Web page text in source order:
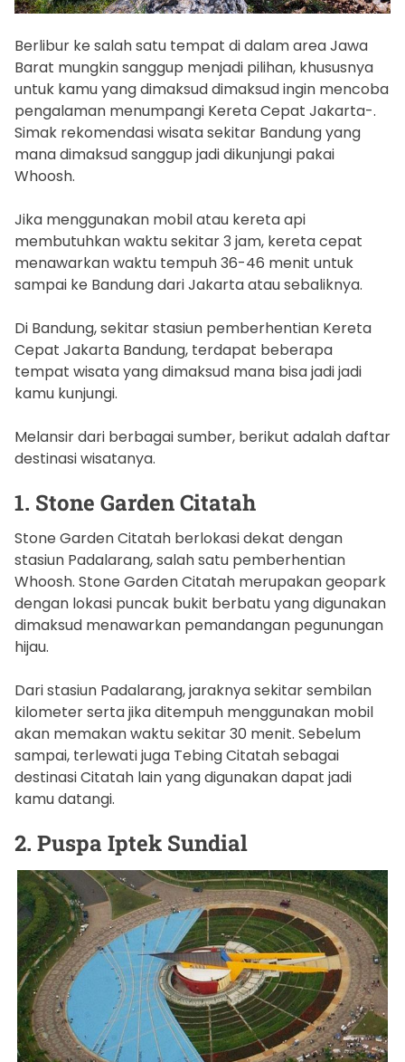
d
e
a
t
i
m
Berlibur ke salah satu tempat di dalam area Jawa
Barat mungkin sanggup menjadi pilihan, khususnya
untuk kamu yang dimaksud dimaksud ingin mencoba
pengalaman menumpangi Kereta Cepat Jakarta-.
Simak rekomendasi wisata sekitar Bandung yang
mana dimaksud sanggup jadi dikunjungi pakai
Whoosh.
Jika menggunakan mobil atau kereta api
membutuhkan waktu sekitar 3 jam, kereta cepat
menawarkan waktu tempuh 36-46 menit untuk
sampai ke Bandung dari Jakarta atau sebaliknya.
Di Bandung, sekitar stasiun pemberhentian Kereta
Cepat Jakarta Bandung, terdapat beberapa
tempat wisata yang dimaksud mana bisa jadi jadi
kamu kunjungi.
Melansir dari berbagai sumber, berikut adalah daftar
destinasi wisatanya.
1. Stone Garden Citatah
Stone Garden Citatah berlokasi dekat dengan
stasiun Padalarang, salah satu pemberhentian
Whoosh. Stone Garden Citatah merupakan geopark
dengan lokasi puncak bukit berbatu yang digunakan
dimaksud menawarkan pemandangan pegunungan
hijau.
Dari stasiun Padalarang, jaraknya sekitar sembilan
kilometer serta jika ditempuh menggunakan mobil
akan memakan waktu sekitar 30 menit. Sebelum
sampai, terlewati juga Tebing Citatah sebagai
destinasi Citatah lain yang digunakan dapat jadi
kamu datangi.
2. Puspa Iptek Sundial